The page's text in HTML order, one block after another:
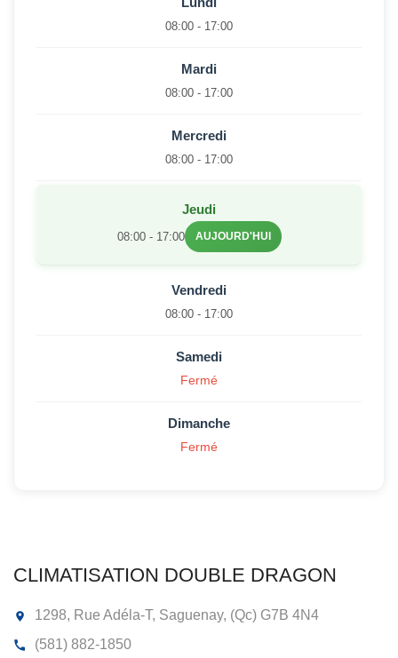
08:00 - 17:00
Mardi
08:00 - 17:00
Mercredi
08:00 - 17:00
Jeudi
08:00 - 17:00 AUJOURD'HUI
Vendredi
08:00 - 17:00
Samedi
Fermé
Dimanche
Fermé